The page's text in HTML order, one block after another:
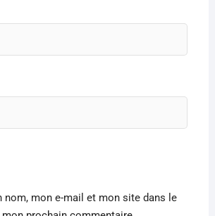
nom, mon e-mail et mon site dans le